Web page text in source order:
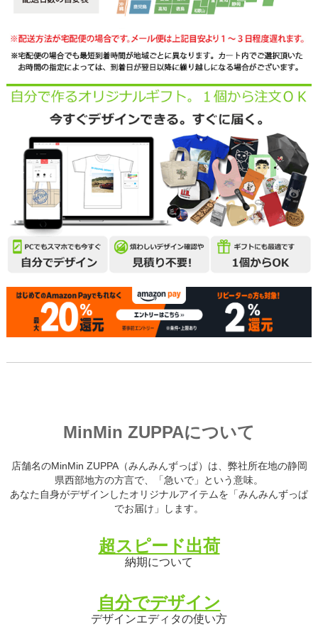
MinMin ZUPPAについて
店舗名のMinMin ZUPPA（みんみんずっぱ）は、弊社所在地の静岡
県西部地方の方言で、「急いで」という意味。
あなた自身がデザインしたオリジナルアイテムを「みんみんずっぱ
でお届け」します。
超スピード出荷
納期について
自分でデザイン
デザインエディタの使い方